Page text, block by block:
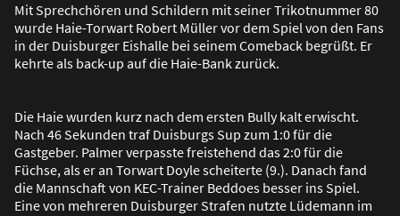
Mit Sprechchören und Schildern mit seiner Trikotnummer 80
wurde Haie-Torwart Robert Müller vor dem Spiel von den Fans
in der Duisburger Eishalle bei seinem Comeback begrüßt. Er
kehrte als back-up auf die Haie-Bank zurück.
Die Haie wurden kurz nach dem ersten Bully kalt erwischt.
Nach 46 Sekunden traf Duisburgs Sup zum 1:0 für die
Gastgeber. Palmer verpasste freistehend das 2:0 für die
Füchse, als er an Torwart Doyle scheiterte (9.). Danach fand
die Mannschaft von KEC-Trainer Beddoes besser ins Spiel.
Eine von mehreren Duisburger Strafen nutzte Lüdemann im